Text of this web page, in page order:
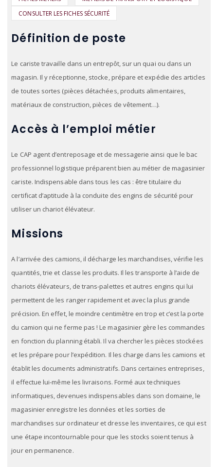
CONSULTER LES FICHES SÉCURITÉ
Définition de poste
Le cariste travaille dans un entrepôt, sur un quai ou dans un
magasin. Il y réceptionne, stocke, prépare et expédie des articles
de toutes sortes (pièces détachées, produits alimentaires,
matériaux de construction, pièces de vêtement…).
Accès à l’emploi métier
Le CAP agent d’entreposage et de messagerie ainsi que le bac
professionnel logistique préparent bien au métier de magasinier
cariste. Indispensable dans tous les cas : être titulaire du
certificat d’aptitude à la conduite des engins de sécurité pour
utiliser un chariot élévateur.
Missions
A l’arrivée des camions, il décharge les marchandises, vérifie les
quantités, trie et classe les produits. Il les transporte à l’aide de
chariots élévateurs, de trans-palettes et autres engins qui lui
permettent de les ranger rapidement et avec la plus grande
précision. En effet, le moindre centimètre en trop et c’est la porte
du camion qui ne ferme pas ! Le magasinier gère les commandes
en fonction du planning établi. Il va chercher les pièces stockées
et les prépare pour l’expédition. Il les charge dans les camions et
établit les documents administratifs. Dans certaines entreprises,
il effectue lui-même les livraisons. Formé aux techniques
informatiques, devenues indispensables dans son domaine, le
magasinier enregistre les données et les sorties de
marchandises sur ordinateur et dresse les inventaires, ce qui est
une étape incontournable pour que les stocks soient tenus à
jour en permanence.